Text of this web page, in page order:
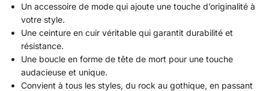
Un accessoire de mode qui ajoute une touche d’originalité à
votre style.
Une ceinture en cuir véritable qui garantit durabilité et
résistance.
Une boucle en forme de tête de mort pour une touche
audacieuse et unique.
Convient à tous les styles, du rock au gothique, en passant